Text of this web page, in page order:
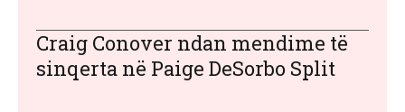
Craig Conover ndan mendime të
sinqerta në Paige DeSorbo Split